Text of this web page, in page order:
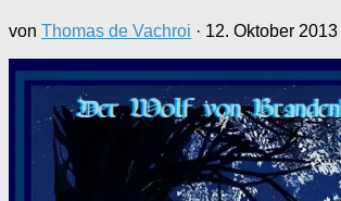
von Thomas de Vachroi · 12. Oktober 2013